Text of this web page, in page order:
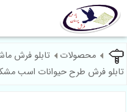
محصولات تابلو فرش
تابلو فرش طرح حیوانات اسب